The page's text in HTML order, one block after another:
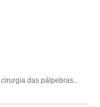
cirurgia das pálpebras...